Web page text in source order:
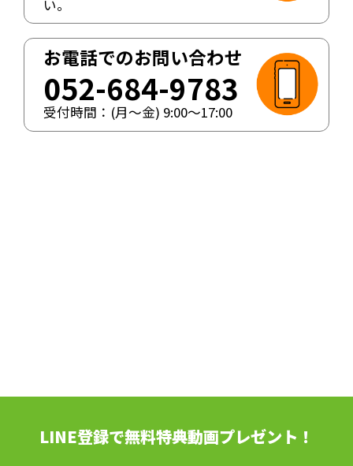
い。
お電話でのお問い合わせ
052-684-9783
受付時間：(月〜金) 9:00〜17:00
LINE登録で無料特典動画プレゼント！